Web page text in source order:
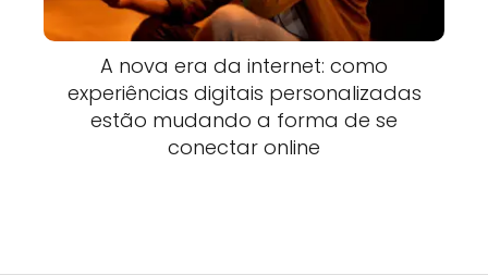
A nova era da internet: como
experiências digitais personalizadas
estão mudando a forma de se
conectar online